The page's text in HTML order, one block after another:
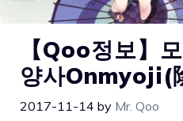
【Qoo정보】
양사Onmyoji(
2017-11-14 by Mr. Qoo